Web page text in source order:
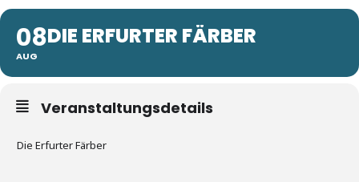
08
AUG
DIE ERFURTER FÄRBER
Veranstaltungsdetails
Die Erfurter Färber